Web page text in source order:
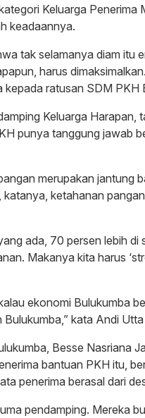
Keluarga Penerima
keadaannya.
tak selamanya diam itu
harus
ratusan SDM PKH
Keluarga Harapan,
punya tanggung jawab
merupakan jantung
ketahanan
ada, 70 persen lebih di
Makanya kita harus
ekonomi Bulukumba
kata Andi
Besse Nasriana
bantuan PKH itu,
penerima berasal dari
pendamping. Mereka